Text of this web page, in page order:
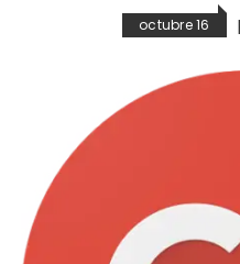
octubre 16